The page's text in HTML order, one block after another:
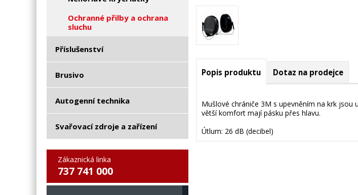
Ochranné přilby a ochrana
sluchu
Příslušenství
Brusivo
Autogenní technika
Svařovací zdroje a zařízení
Zákaznická linka
737 741 000
Popis produktu Dotaz na prodejce
Mušlové chrániče 3M s upevněním na krk jsou
větší komfort mají pásku přes hlavu.
Útlum: 26 dB (decibel)